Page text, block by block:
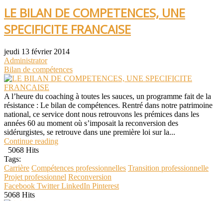
LE BILAN DE COMPETENCES, UNE
SPECIFICITE FRANCAISE
jeudi 13 février 2014
Administrator
Bilan de compétences
A l’heure du coaching à toutes les sauces, un programme fait de la
résistance : Le bilan de compétences. Rentré dans notre patrimoine
national, ce service dont nous retrouvons les prémices dans les
années 60 au moment où s’imposait la reconversion des
sidérurgistes, se retrouve dans une première loi sur la...
Continue reading
5068 Hits
Tags:
Carrière Compétences professionnelles Transition professionnelle
Projet professionnel Reconversion
Facebook Twitter LinkedIn Pinterest
5068 Hits